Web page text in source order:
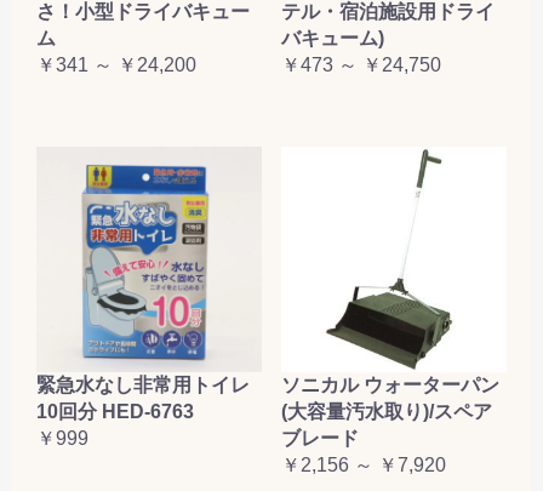
さ！小型ドライバキュー
ム
￥341 ～ ￥24,200
テル・宿泊施設用ドライ
バキューム)
￥473 ～ ￥24,750
緊急水なし非常用トイレ
10回分 HED-6763
￥999
ソニカル ウォーターパン
(大容量汚水取り)/スペア
ブレード
￥2,156 ～ ￥7,920